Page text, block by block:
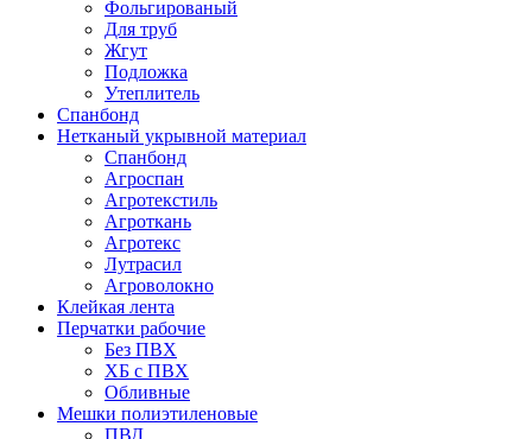
Фольгированый
Для труб
Жгут
Подложка
Утеплитель
Спанбонд
Нетканый укрывной материал
Спанбонд
Агроспан
Агротекстиль
Агроткань
Агротекс
Лутрасил
Агроволокно
Клейкая лента
Перчатки рабочие
Без ПВХ
ХБ с ПВХ
Обливные
Мешки полиэтиленовые
ПВД